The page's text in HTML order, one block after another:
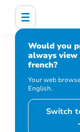
Would you
always
french?
Your web
English.
Switch
Accueil
Programmation et
et activités